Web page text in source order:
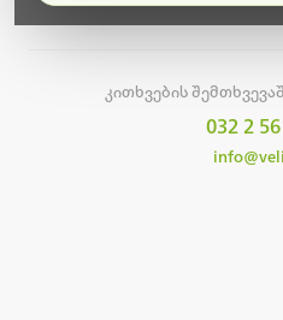
კითხვების
032 2